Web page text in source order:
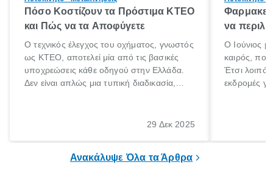
Πόσο Κοστίζουν τα Πρόστιμα ΚΤΕΟ
και Πώς να τα Αποφύγετε
Ο τεχνικός έλεγχος του οχήματος, γνωστός
ως ΚΤΕΟ, αποτελεί μία από τις βασικές
υποχρεώσεις κάθε οδηγού στην Ελλάδα.
Δεν είναι απλώς μια τυπική διαδικασία,
οδηγών και του περιβάλλοντος. Ωστόσο,
29 Δεκ 2025
να
Ο Ιούνιος
καιρός, που
Έτσι
εκδρομές
Ανακάλυψε Όλα τα Άρθρα